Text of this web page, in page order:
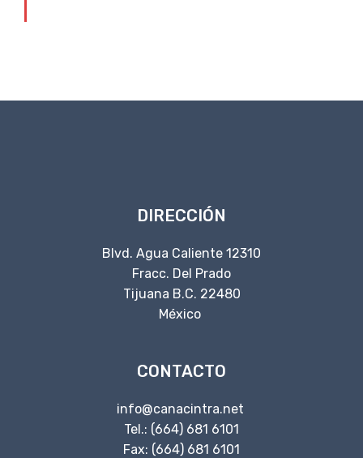
DIRECCIÓN
Blvd. Agua Caliente 12310
Fracc. Del Prado
Tijuana B.C. 22480
México
CONTACTO
info@canacintra.net
Tel.: (664) 681 6101
Fax: (664) 681 6101